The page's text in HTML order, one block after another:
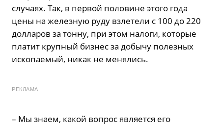
случаях. Так, в первой половине этого года
цены на железную руду взлетели с 100 до 220
долларов за тонну, при этом налоги, которые
платит крупный бизнес за добычу полезных
ископаемый, никак не менялись.
РЕКЛАМА
– Мы знаем, какой вопрос является его